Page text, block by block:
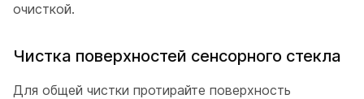
очисткой.
Чистка поверхностей сенсорного стекла
Для общей чистки протирайте поверхность